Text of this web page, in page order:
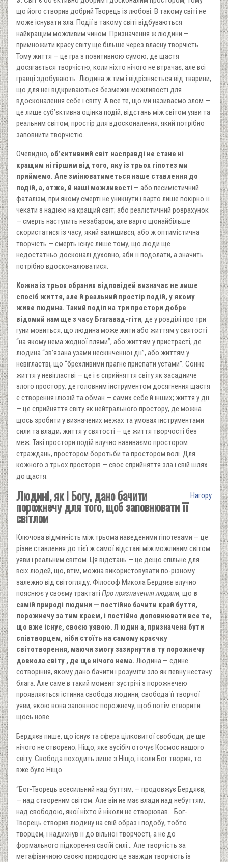
що його створив добрий Творець із любові. В такому світі не
може існувати зла. Події в такому світі відбуваються
найкращим можливим чином. Призначення ж людини —
примножити красу світу ще більше через власну творчість.
Тому життя — це гра з позитивною сумою, де щастя
досягається творчістю, коли ніхто нічого не втрачає, але всі
гравці здобувають. Людина ж тим і відрізняється від тварини,
що для неї відкриваються безмежні можливості для
вдосконалення себе і світу. А все те, що ми називаємо злом —
це лише суб’єктивна оцінка подій, відстань між світом уяви та
реальним світом, простір для вдосконалення, який потрібно
заповнити творчістю.
Очевидно, об’єктивний світ насправді не стане ні
кращим ні гіршим від того, яку із трьох гіпотез ми
приймемо. Але змінюватиметься наше ставлення до
подій, а, отже, й наші можливості — або песимістичний
фаталізм, при якому смерті не уникнути і варто лише покірно її
чекати з надією на кращий світ; або реалістичний розрахунок
— смерть наступить незабаром, але варто щонайбільше
скористатися із часу, який залишився; або ж оптимістична
творчість — смерть існує лише тому, що люди ще
недостатньо досконалі духовно, аби її подолати, а значить
потрібно вдосконалюватися.
Кожна із трьох обраних відповідей визначає не лише
спосіб життя, але й реальний простір подій, у якому
живе людина. Такий поділ на три простори добре
відомий нам ще з часу Бгагавад-гіти, де у розділі про три
гуни мовиться, що людина може жити або життям у святості
“на якому нема жодної плями”, або життям у пристрасті, де
людина “зв’язана узами нескінченної дії”, або життям у
невігластві, що “брехливими прагне приспати устами”. Сонне
життя у невігластві — це і є сприйняття світу як засадниче
злого простору, де головним інструментом досягнення щастя
є створення ілюзій та обман — самих себе й інших; життя у дії
— це сприйняття світу як нейтрального простору, де можна
щось зробити у визначених межах та умовах інструментами
сили та влади; життя у святості — це життя творчості без
меж. Такі простори подій влучно називаємо простором
страждань, простором боротьби та простором волі. Для
кожного з трьох просторів — своє сприйняття зла і свій шлях
до щастя.
Нагору
Людині, як і Богу, дано бачити
порожнечу для того, щоб заповнювати її
світлом
Ключова відмінність між трьома наведеними гіпотезами — це
різне ставлення до тієї ж самої відстані між можливим світом
уяви і реальним світом. Ця відстань — це дещо спільне для
всіх людей, що, втім, можна використовувати по-різному
залежно від світогляду. Філософ Микола Бердяєв влучно
пояснює у своєму трактаті Про призначення людини, що в
самій природі людини — постійно бачити край буття,
порожнечу за тим краєм, і постійно доповнювати все те,
що вже існує, своєю уявою. Л юдин а, призначена бути
співтворцем, ніби стоїть на самому краєчку
світотворення, маючи змогу зазирнути в ту порожнечу
довкола світу , де ще нічого нема. Людина — єдине
сотворіння, якому дано бачити і розуміти зло як певну нестачу
блага. Але саме в такий момент зустрічі з порожнечею
проявляється істинна свобода людини, свобода її творчої
уяви, якою вона заповнює порожнечу, щоб потім створити
щось нове.
Бердяєв пише, що існує та сфера цілковитої свободи, де ще
нічого не створено; Ніщо, яке зусібіч оточує Космос нашого
світу. Свобода походить лише з Ніщо, і коли Бог творив, то
вже було Ніщо.
“Бог-Творець всесильний над буттям, — продовжує Бердяєв,
— над створеним світом. Але він не має влади над небуттям,
над свободою, якої ніхто й ніколи не створював... Бог-
Творець створив людину на свій образ і подобу, тобто
творцем, і надихнув її до вільної творчості, а не до
формального підкорення своїй силі... Але творчість за
метафізичною своєю природою це завжди творчість із